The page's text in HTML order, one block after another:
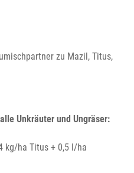
zu Mazil, Titus,
Unkräuter und Ungräser:
kg/ha Titus + 0,5 l/ha